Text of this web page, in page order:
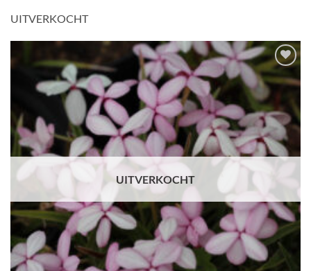
UITVERKOCHT
Toevoegen
aan
verlanglijst
UITVERKOCHT